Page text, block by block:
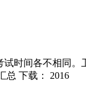
时间各不相同
总 下载： 2016